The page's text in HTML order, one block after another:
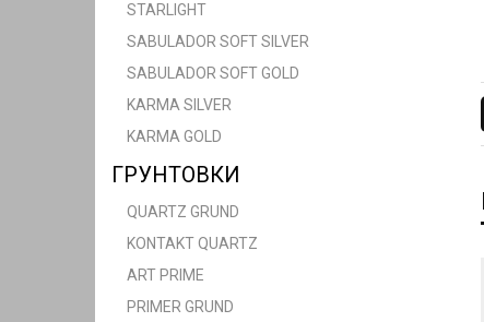
STARLIGHT
SABULADOR SOFT SILVER
SABULADOR SOFT GOLD
KARMA SILVER
KARMA GOLD
ГРУНТОВКИ
QUARTZ GRUND
KONTAKT QUARTZ
ART PRIME
PRIMER GRUND